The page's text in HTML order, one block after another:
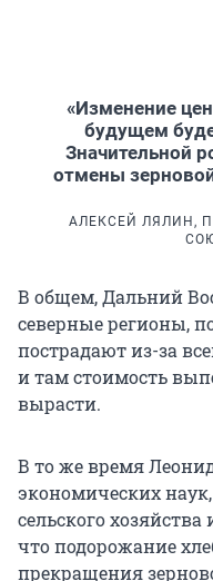
«Изменение
будущем
Значительной
отмены
АЛЕКСЕЙ ЛЯЛИН,
В общем, Дальний
северные регионы,
пострадают из-за
и там стоимость
вырасти.
В то же время
экономических
сельского
что подорожание
прекращения